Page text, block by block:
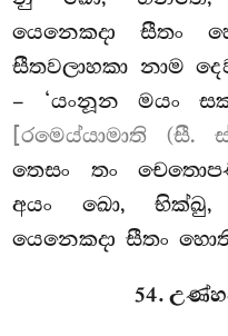
යෙනෙකදා සීතං
සීතවලාහකා නාම
– ‘යංනූන මයං
[රමෙය්යාමාති (සී.
තෙසං තං
අයං ඛො, භික්ඛු,
යෙනෙකදා සීතං
54.